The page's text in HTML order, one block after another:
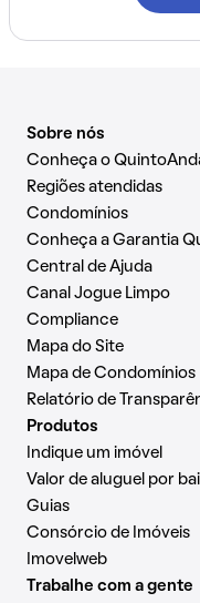
Sobre nós
Conheça o
Regiões atendidas
Condomínios
Conheça a Garantia
Central de Ajuda
Canal Jogue Limpo
Compliance
Mapa do Site
Mapa de Condomínios
Relatório de
Produtos
Indique um imóvel
Valor de aluguel por
Guias
Consórcio de Imóveis
Imovelweb
Trabalhe com a gente